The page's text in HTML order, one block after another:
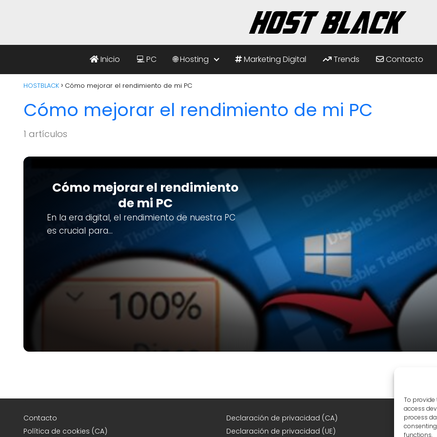
To provide
access
process
functions.
Inicio 💻 PC 🌐 Hosting Marketing Digital Trends Contacto
HOSTBLACK Cómo mejorar el rendimiento de mi PC
Cómo mejorar el rendimiento de mi PC
1 artículos
Cómo mejorar el rendimiento
de mi PC
En la era digital, el rendimiento de nuestra PC
es crucial para…
Contacto
Política de cookies (CA)
Declaración de privacidad (CA)
Declaración de privacidad (UE)